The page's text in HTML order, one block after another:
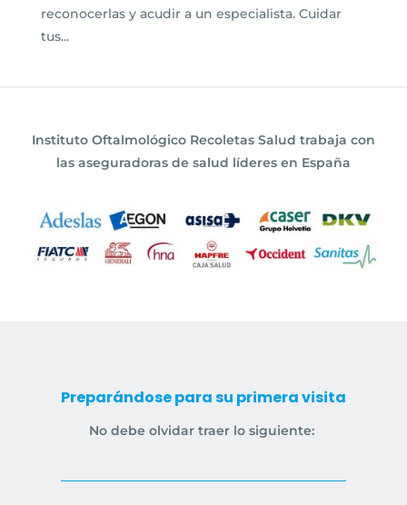
reconocerlas y acudir a un especialista. Cuidar
tus...
Instituto Oftalmológico Recoletas Salud trabaja con
las aseguradoras de salud líderes en España
Preparándose para su primera visita
No debe olvidar traer lo siguiente: